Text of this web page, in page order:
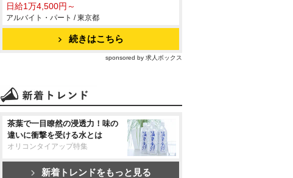
日給1万4,500円～
アルバイト・パート / 東京都
続きはこちら
sponsored by 求人ボックス
茶葉で一目瞭然の浸透力！味の
違いに衝撃を受ける水とは
オリコンタイアップ特集
新着トレンドをもっと見る